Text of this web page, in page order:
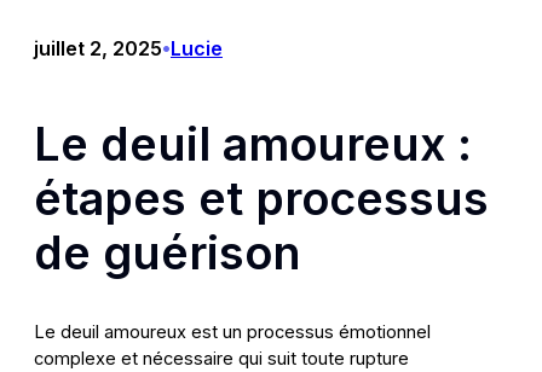
juillet 2, 2025•Lucie
Le deuil amoureux :
étapes et processus
de guérison
Le deuil amoureux est un processus émotionnel
complexe et nécessaire qui suit toute rupture